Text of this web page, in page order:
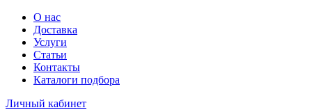
О нас
Доставка
Услуги
Статьи
Контакты
Каталоги подбора
Личный кабинет